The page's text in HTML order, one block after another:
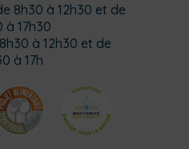
8h30 à 12h30 et de
à 17h30
à 12h30 et de
à 17h